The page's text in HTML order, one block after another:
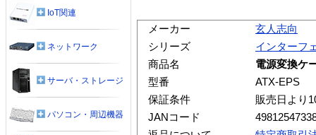
メーカー
玄人志向
シリーズ
インターフ
商品名
電源変換ケ
型番
ATX-EPS
保証条件
販売日より
JANコード
IoT関連
ネットワーク
サーバ・ストレージ
パソコン・周辺機器